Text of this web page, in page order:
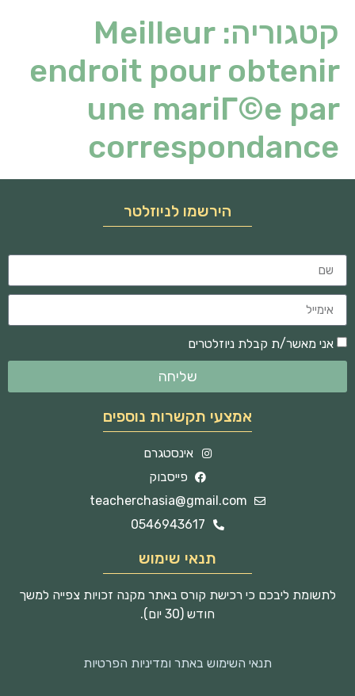
קטגוריה:Meilleur
endroit pour obtenir
une mariГ©e par
correspondance
הירשמו לניוזלטר
אני מאשר/ת קבלת ניוזלטרים
שליחה
אמצעי תקשרות נוספים
אינסטגרם
פייסבוק
teacherchasia@gmail.com
0546943617
תנאי שימוש
לתשומת ליבכם כי רכישת קורס באתר מקנה זכויות צפייה למשך
חודש (30 יום).
תנאי השימוש באתר ומדיניות הפרטיות